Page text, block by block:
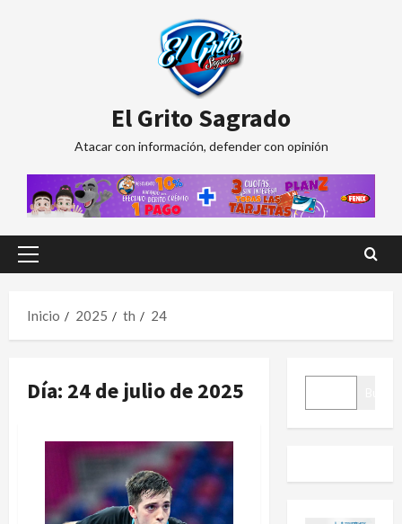
El Grito Sagrado
Atacar con información, defender con opinión
Menú
Inicio
2025 th 24
Día: 24 de julio de 2025